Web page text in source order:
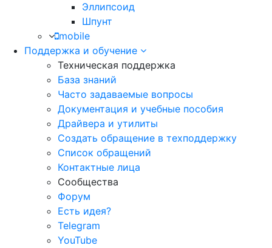
Эллипсоид
Шпунт
mobile
Поддержка и обучение
Техническая поддержка
База знаний
Часто задаваемые вопросы
Документация и учебные пособия
Драйвера и утилиты
Создать обращение в техподдержку
Список обращений
Контактные лица
Сообщества
Форум
Есть идея?
Telegram
YouTube